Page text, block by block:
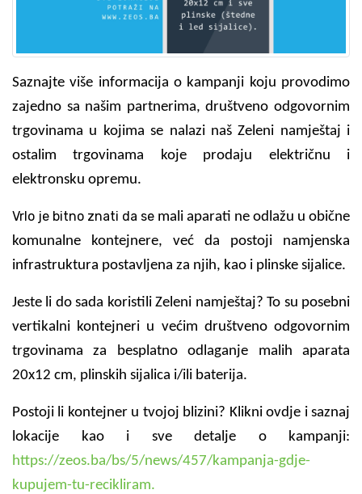
Saznajte više informacija o kampanji koju provodimo
zajedno sa našim partnerima, društveno odgovornim
trgovinama u kojima se nalazi naš Zeleni namještaj i
ostalim trgovinama koje prodaju električnu i
elektronsku opremu.
Vrlo je bitno znati da se mali aparati ne odlažu u obične
komunalne kontejnere, već da postoji namjenska
infrastruktura postavljena za njih, kao i plinske sijalice.
Jeste li do sada koristili Zeleni namještaj? To su posebni
vertikalni kontejneri u većim društveno odgovornim
trgovinama za besplatno odlaganje malih aparata
20x12 cm, plinskih sijalica i/ili baterija.
Postoji li kontejner u tvojoj blizini? Klikni ovdje i saznaj
lokacije kao i sve detalje o kampanji:
https://zeos.ba/bs/5/news/457/kampanja-gdje-
kupujem-tu-recikliram.